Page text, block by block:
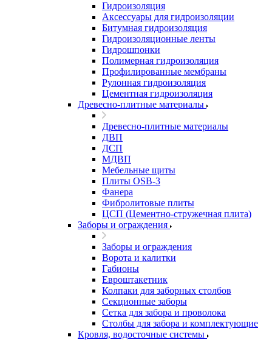
Гидроизоляция
Аксессуары для гидроизоляции
Битумная гидроизоляция
Гидроизоляционные ленты
Гидрошпонки
Полимерная гидроизоляция
Профилированные мембраны
Рулонная гидроизоляция
Цементная гидроизоляция
Древесно-плитные материалы
Древесно-плитные материалы
ДВП
ДСП
МДВП
Мебельные щиты
Плиты OSB-3
Фанера
Фибролитовые плиты
ЦСП (Цементно-стружечная плита)
Заборы и ограждения
Заборы и ограждения
Ворота и калитки
Габионы
Евроштакетник
Колпаки для заборных столбов
Секционные заборы
Сетка для забора и проволока
Столбы для забора и комплектующие
Кровля, водосточные системы